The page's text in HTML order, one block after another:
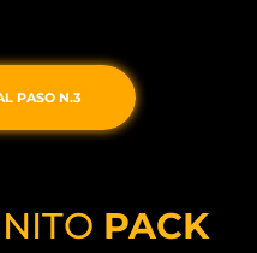
PASO N.3
PACK